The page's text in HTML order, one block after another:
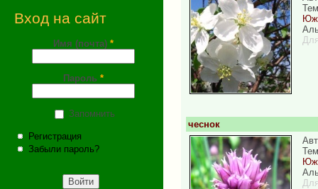
Вход на сайт
Имя (почта) *
Пароль *
Запомнить
Регистрация
Забыли пароль?
чеснок